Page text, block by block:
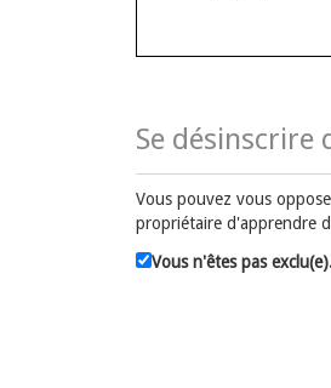
Se
Vous pouvez vous
propriétaire d'apprendre
Vous n'êtes pas